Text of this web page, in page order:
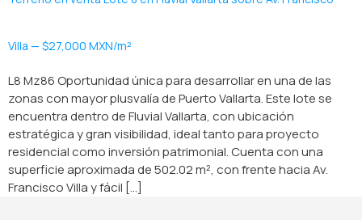
Villa — $27,000 MXN/m²
L8 Mz86 Oportunidad única para desarrollar en una de las
zonas con mayor plusvalía de Puerto Vallarta. Este lote se
encuentra dentro de Fluvial Vallarta, con ubicación
estratégica y gran visibilidad, ideal tanto para proyecto
residencial como inversión patrimonial. Cuenta con una
superficie aproximada de 502.02 m², con frente hacia Av.
Francisco Villa y fácil [...]